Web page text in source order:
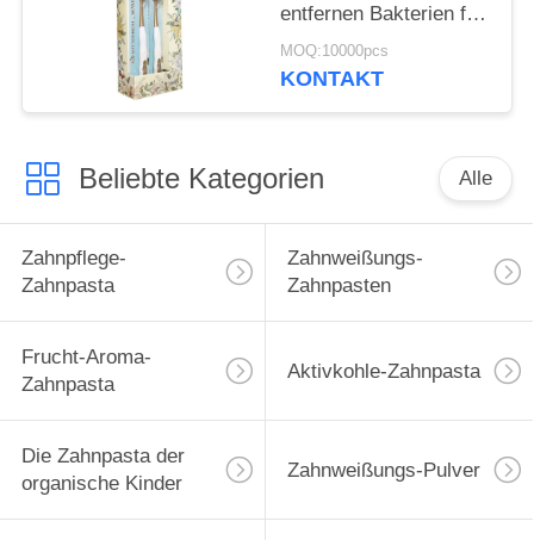
entfernen Bakterien für
die Reinigung der
Zähne
MOQ:10000pcs
KONTAKT
Beliebte Kategorien Alle
Zahnpflege-
Zahnpasta
Zahnweißungs-
Zahnpasten
Frucht-Aroma-
Zahnpasta
Aktivkohle-Zahnpasta
Die Zahnpasta der
organische Kinder
Zahnweißungs-Pulver